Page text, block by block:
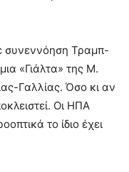
συνεννόηση Τραμπ-
«Γιάλτα» της Μ.
Γαλλίας. Όσο κι αν
Οι ΗΠΑ
το ίδιο έχει